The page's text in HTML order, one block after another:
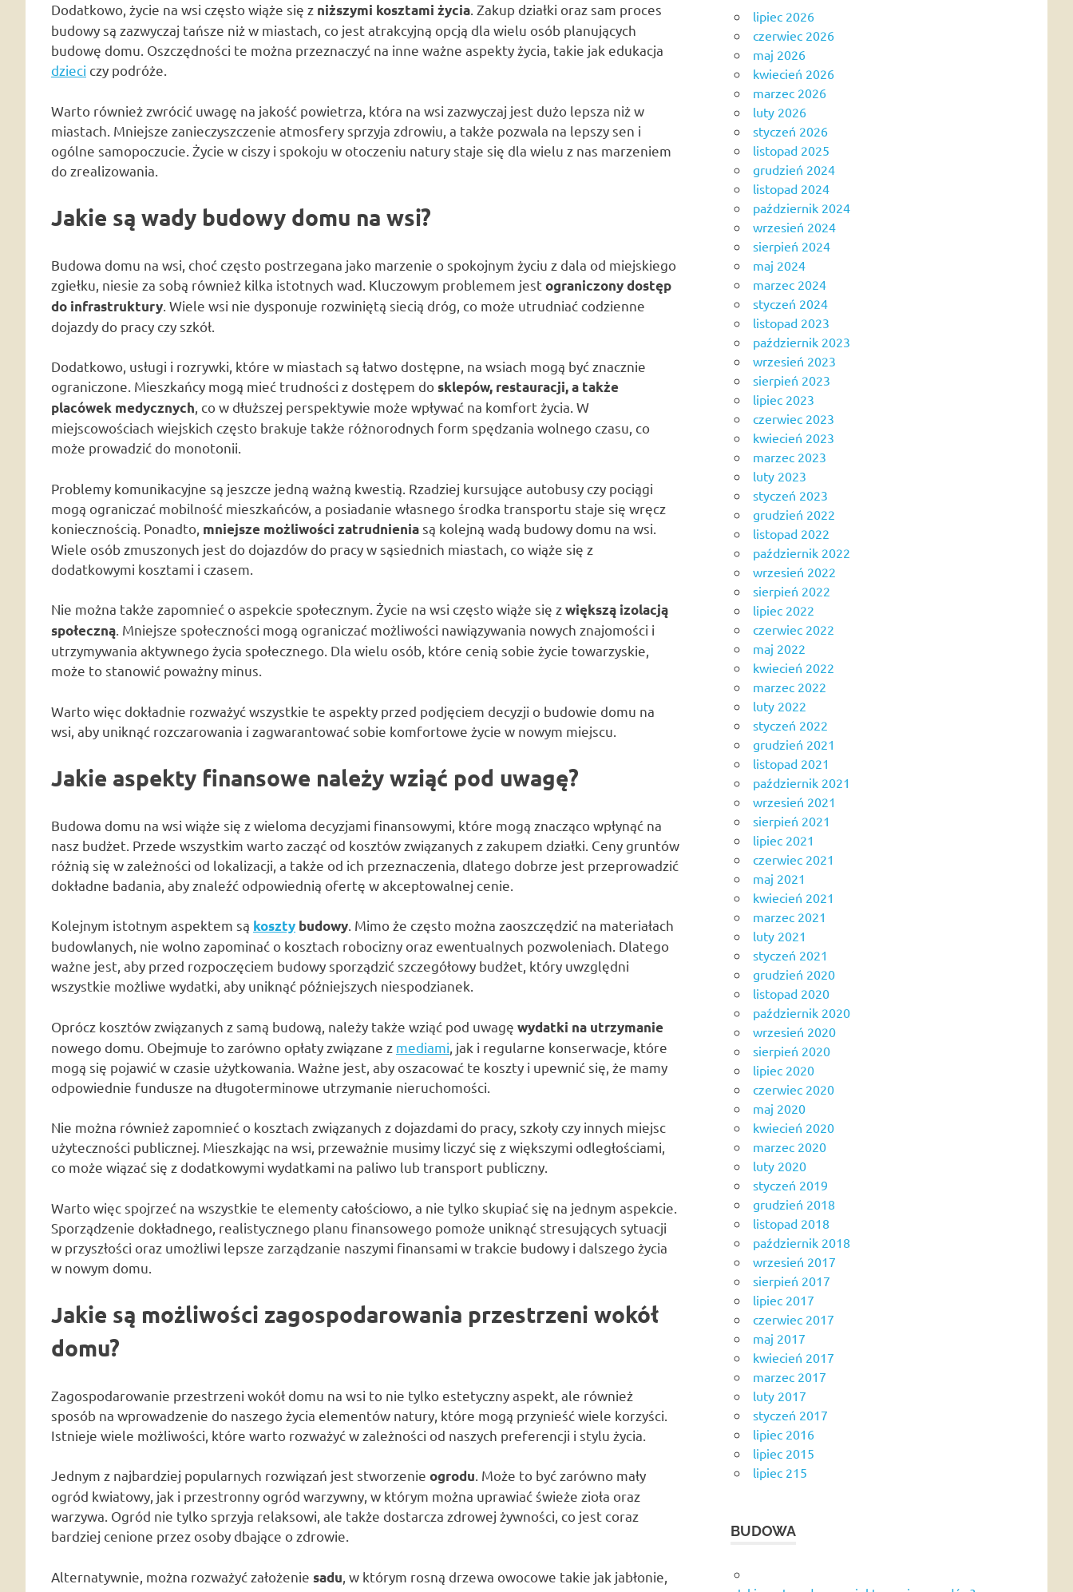
Dodatkowo, życie na wsi często wiąże się z niższymi kosztami życia. Zakup działki oraz sam proces
budowy są zazwyczaj tańsze niż w miastach, co jest atrakcyjną opcją dla wielu osób planujących
budowę domu. Oszczędności te można przeznaczyć na inne ważne aspekty życia, takie jak edukacja
dzieci czy podróże.
Warto również zwrócić uwagę na jakość powietrza, która na wsi zazwyczaj jest dużo lepsza niż w
miastach. Mniejsze zanieczyszczenie atmosfery sprzyja zdrowiu, a także pozwala na lepszy sen i
ogólne samopoczucie. Życie w ciszy i spokoju w otoczeniu natury staje się dla wielu z nas marzeniem
do zrealizowania.
Jakie są wady budowy domu na wsi?
Budowa domu na wsi, choć często postrzegana jako marzenie o spokojnym życiu z dala od miejskiego
zgiełku, niesie za sobą również kilka istotnych wad. Kluczowym problemem jestograniczony dostęp
do infrastruktury . Wiele wsi nie dysponuje rozwiniętą siecią dróg, co może utrudniać codzienne
dojazdy do pracy czy szkół.
Dodatkowo, usługi i rozrywki, które w miastach są łatwo dostępne, na wsiach mogą być znacznie
ograniczone. Mieszkańcy mogą mieć trudności z dostępem dosklepów, restauracji, a także
placówek medycznych, co w dłuższej perspektywie może wpływać na komfort życia. W
miejscowościach wiejskich często brakuje także różnorodnych form spędzania wolnego czasu, co
może prowadzić do monotonii.
Problemy komunikacyjne są jeszcze jedną ważną kwestią. Rzadziej kursujące autobusy czy pociągi
mogą ograniczać mobilność mieszkańców, a posiadanie własnego środka transportu staje się wręcz
koniecznością. Ponadto, mniejsze możliwości zatrudnienia są kolejną wadą budowy domu na wsi.
Wiele osób zmuszonych jest do dojazdów do pracy w sąsiednich miastach, co wiąże się z
dodatkowymi kosztami i czasem.
Nie można także zapomnieć o aspekcie społecznym. Życie na wsi często wiąże się zwiększą izolacją
społeczną. Mniejsze społeczności mogą ograniczać możliwości nawiązywania nowych znajomości i
utrzymywania aktywnego życia społecznego. Dla wielu osób, które cenią sobie życie towarzyskie,
może to stanowić poważny minus.
Warto więc dokładnie rozważyć wszystkie te aspekty przed podjęciem decyzji o budowie domu na
wsi, aby uniknąć rozczarowania i zagwarantować sobie komfortowe życie w nowym miejscu.
Jakie aspekty finansowe należy wziąć pod uwagę?
Budowa domu na wsi wiąże się z wieloma decyzjami finansowymi, które mogą znacząco wpłynąć na
nasz budżet. Przede wszystkim warto zacząć od kosztów związanych z zakupem działki. Ceny gruntów
różnią się w zależności od lokalizacji, a także od ich przeznaczenia, dlatego dobrze jest przeprowadzić
dokładne badania, aby znaleźć odpowiednią ofertę w akceptowalnej cenie.
Kolejnym istotnym aspektem są koszty budowy. Mimo że często można zaoszczędzić na materiałach
budowlanych, nie wolno zapominać o kosztach robocizny oraz ewentualnych pozwoleniach. Dlatego
ważne jest, aby przed rozpoczęciem budowy sporządzić szczegółowy budżet, który uwzględni
wszystkie możliwe wydatki, aby uniknąć późniejszych niespodzianek.
Oprócz kosztów związanych z samą budową, należy także wziąć pod uwagę wydatki na utrzymanie
nowego domu. Obejmuje to zarówno opłaty związane z mediami , jak i regularne konserwacje, które
mogą się pojawić w czasie użytkowania. Ważne jest, aby oszacować te koszty i upewnić się, że mamy
odpowiednie fundusze na długoterminowe utrzymanie nieruchomości.
Nie można również zapomnieć o kosztach związanych z dojazdami do pracy, szkoły czy innych miejsc
użyteczności publicznej. Mieszkając na wsi, przeważnie musimy liczyć się z większymi odległościami,
co może wiązać się z dodatkowymi wydatkami na paliwo lub transport publiczny.
Warto więc spojrzeć na wszystkie te elementy całościowo, a nie tylko skupiać się na jednym aspekcie.
Sporządzenie dokładnego, realistycznego planu finansowego pomoże uniknąć stresujących sytuacji
w przyszłości oraz umożliwi lepsze zarządzanie naszymi finansami w trakcie budowy i dalszego życia
w nowym domu.
Jakie są możliwości zagospodarowania przestrzeni wokół
domu?
Zagospodarowanie przestrzeni wokół domu na wsi to nie tylko estetyczny aspekt, ale również
sposób na wprowadzenie do naszego życia elementów natury, które mogą przynieść wiele korzyści.
Istnieje wiele możliwości, które warto rozważyć w zależności od naszych preferencji i stylu życia.
Jednym z najbardziej popularnych rozwiązań jest stworzenie ogrodu. Może to być zarówno mały
ogród kwiatowy, jak i przestronny ogród warzywny, w którym można uprawiać świeże zioła oraz
warzywa. Ogród nie tylko sprzyja relaksowi, ale także dostarcza zdrowej żywności, co jest coraz
bardziej cenione przez osoby dbające o zdrowie.
Alternatywnie, można rozważyć założenie sadu , w którym rosną drzewa owocowe takie jak jabłonie,
lipiec 2026
czerwiec 2026
maj 2026
kwiecień 2026
marzec 2026
luty 2026
styczeń 2026
listopad 2025
grudzień 2024
listopad 2024
październik 2024
wrzesień 2024
sierpień 2024
maj 2024
marzec 2024
styczeń 2024
listopad 2023
październik 2023
wrzesień 2023
sierpień 2023
lipiec 2023
czerwiec 2023
kwiecień 2023
marzec 2023
luty 2023
styczeń 2023
grudzień 2022
listopad 2022
październik 2022
wrzesień 2022
sierpień 2022
lipiec 2022
czerwiec 2022
maj 2022
kwiecień 2022
marzec 2022
luty 2022
styczeń 2022
grudzień 2021
listopad 2021
październik 2021
wrzesień 2021
sierpień 2021
lipiec 2021
czerwiec 2021
maj 2021
kwiecień 2021
marzec 2021
luty 2021
styczeń 2021
grudzień 2020
listopad 2020
październik 2020
wrzesień 2020
sierpień 2020
lipiec 2020
czerwiec 2020
maj 2020
kwiecień 2020
marzec 2020
luty 2020
styczeń 2019
grudzień 2018
listopad 2018
październik 2018
wrzesień 2017
sierpień 2017
lipiec 2017
czerwiec 2017
maj 2017
kwiecień 2017
marzec 2017
luty 2017
styczeń 2017
lipiec 2016
lipiec 2015
lipiec 215
BUDOWA